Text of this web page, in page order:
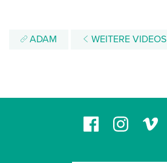
ADAM WEITERE VIDEOS